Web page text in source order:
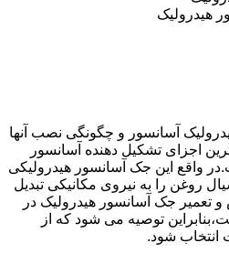
هیدرولیک
آسانسور و چگونگی نصب آنها
اجزای تشکیل دهنده آسانسور
واقع این جک آسانسور هیدرولیکی
روغن را به نیروی مکانیکی تبدیل
و تعمیر جک آسانسور هیدرولیک در
توصیه می شود که از
انتخاب شود.